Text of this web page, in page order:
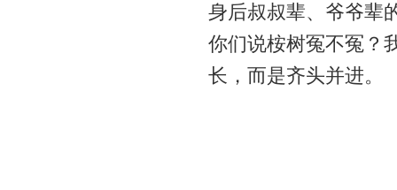
身后叔叔辈、爷爷辈
你们说桉树冤不冤？
长，而是齐头并进。